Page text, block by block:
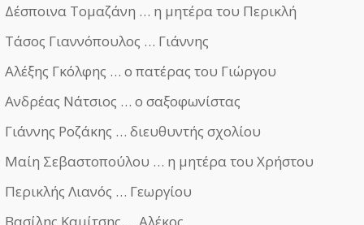
Δέσποινα Τομαζάνη … η μητέρα του Περικλή
Τάσος Γιαννόπουλος … Γιάννης
Αλέξης Γκόλφης … ο πατέρας του Γιώργου
Ανδρέας Νάτσιος … ο σαξοφωνίστας
Γιάννης Ροζάκης … διευθυντής σχολίου
Μαίη Σεβαστοπούλου … η μητέρα του Χρήστου
Περικλής Λιανός … Γεωργίου